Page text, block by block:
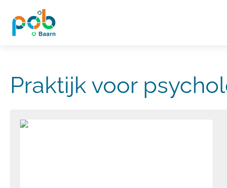
Praktijk voor